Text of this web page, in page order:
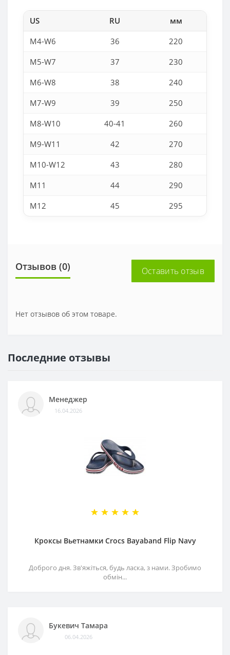
US RU
мм
M4-W6
36
220
M5-W7
37
230
M6-W8
38
240
M7-W9
39
250
M8-W10
40-41
260
M9-W11
42
270
M10-W12
43
280
M11
44
290
M12
45 295
Отзывов (0) Оставить отзыв
Нет отзывов об этом товаре.
Последние отзывы
Менеджер
16.04.2026
Кроксы Вьетнамки Crocs Bayaband Flip Navy
Доброго дня. Зв'яжіться, будь ласка, з нами. Зробимо
обмін...
Букевич Тамара
06.04.2026